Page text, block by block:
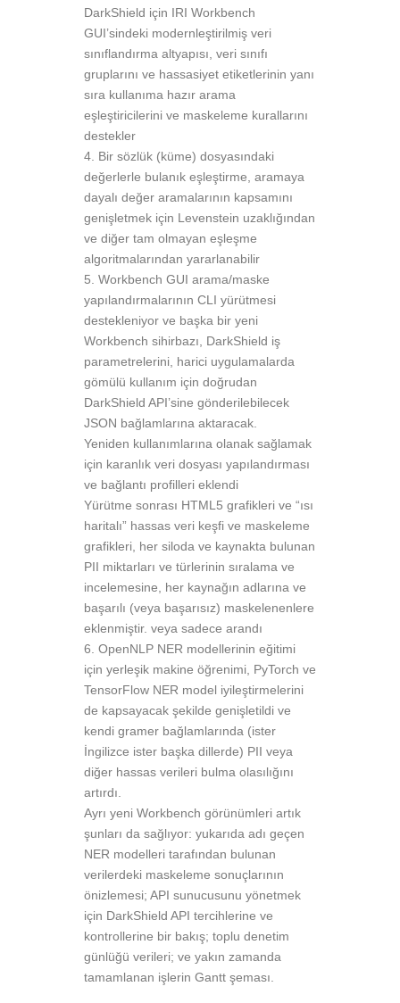
DarkShield için IRI Workbench
GUI’sindeki modernleştirilmiş veri
sınıflandırma altyapısı, veri sınıfı
gruplarını ve hassasiyet etiketlerinin yanı
sıra kullanıma hazır arama
eşleştiricilerini ve maskeleme kurallarını
destekler
Bir sözlük (küme) dosyasındaki
değerlerle bulanık eşleştirme, aramaya
dayalı değer aramalarının kapsamını
genişletmek için Levenstein uzaklığından
ve diğer tam olmayan eşleşme
algoritmalarından yararlanabilir
Workbench GUI arama/maske
yapılandırmalarının CLI yürütmesi
destekleniyor ve başka bir yeni
Workbench sihirbazı, DarkShield iş
parametrelerini, harici uygulamalarda
gömülü kullanım için doğrudan
DarkShield API’sine gönderilebilecek
JSON bağlamlarına aktaracak.
Yeniden kullanımlarına olanak sağlamak
için karanlık veri dosyası yapılandırması
ve bağlantı profilleri eklendi
Yürütme sonrası HTML5 grafikleri ve “ısı
haritalı” hassas veri keşfi ve maskeleme
grafikleri, her siloda ve kaynakta bulunan
PII miktarları ve türlerinin sıralama ve
incelemesine, her kaynağın adlarına ve
başarılı (veya başarısız) maskelenenlere
eklenmiştir. veya sadece arandı
OpenNLP NER modellerinin eğitimi
için yerleşik makine öğrenimi, PyTorch ve
TensorFlow NER model iyileştirmelerini
de kapsayacak şekilde genişletildi ve
kendi gramer bağlamlarında (ister
İngilizce ister başka dillerde) PII veya
diğer hassas verileri bulma olasılığını
artırdı.
Ayrı yeni Workbench görünümleri artık
şunları da sağlıyor: yukarıda adı geçen
NER modelleri tarafından bulunan
verilerdeki maskeleme sonuçlarının
önizlemesi; API sunucusunu yönetmek
için DarkShield API tercihlerine ve
kontrollerine bir bakış; toplu denetim
günlüğü verileri; ve yakın zamanda
tamamlanan işlerin Gantt şeması.